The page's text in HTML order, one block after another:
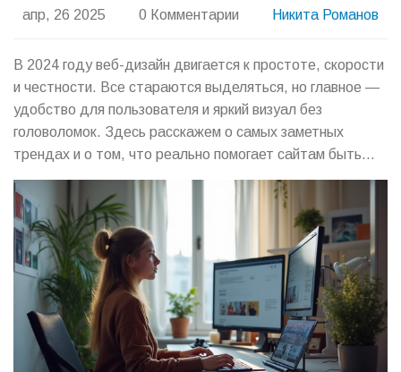
апр, 26 2025 0 Комментарии Никита Романов
В 2024 году веб-дизайн двигается к простоте, скорости
и честности. Все стараются выделяться, но главное —
удобство для пользователя и яркий визуал без
головоломок. Здесь расскажем о самых заметных
трендах и о том, что реально помогает сайтам быть
эффективнее и современнее. Поговорим о цветах,
типографике, интерфейсах и новых фишках, чтобы ваш
сайт смотрелся актуально. Без сложностей, только
полезные лайфхаки.